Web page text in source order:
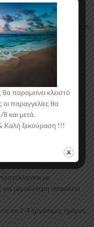
(L+R Exhaust)
και αισθητικής σε
έχοντας άψογη
πλαστικού που
έρχεται σε Μαύρο
Συνοδεύεται από
την τοποθέτηση.
με
για μεγαλύτερη ασφάλεια
σε 2-4 εργάσιμες ημέρες.
παραμείνει κλειστό
παραγγελίες θα
και μετά.
Kαλή ξεκούραση !!!